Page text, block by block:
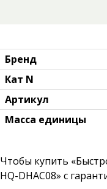
Бренд
Кат N
Артикул
Масса единицы
Чтобы купить
HQ-DHAC08» с